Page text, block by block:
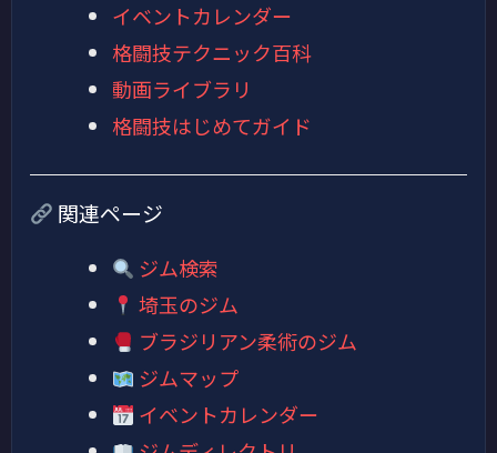
イベントカレンダー
格闘技テクニック百科
動画ライブラリ
格闘技はじめてガイド
関連ページ
ジム検索
埼玉のジム
ブラジリアン柔術のジム
ジムマップ
イベントカレンダー